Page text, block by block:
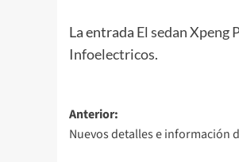
La entrada El sedan Xpeng
Infoelectricos.
Navegación
de
Anterior:
Nuevos detalles e información